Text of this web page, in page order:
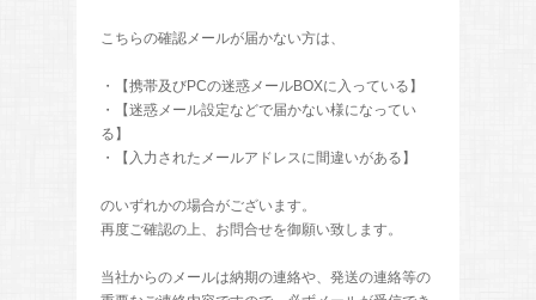
こちらの確認メールが届かない方は、
・【携帯及びPCの迷惑メールBOXに入っている】
・【迷惑メール設定などで届かない様になってい
る】
・【入力されたメールアドレスに間違いがある】
のいずれかの場合がございます。
再度ご確認の上、お問合せを御願い致します。
当社からのメールは納期の連絡や、発送の連絡等の